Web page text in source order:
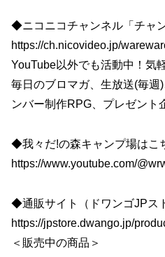
◆ニコニコチャンネル「チャ
https://ch.nicovideo.jp/
YouTube以外でも活動中！気
毎日のブロマガ、生放送(毎週
ンバー制作RPG、プレゼント
◆我々だ!の森キャンプ場はこ
https://www.youtube.com/
◆通販サイト（ドワンゴJPス
https://jpstore.dwango.jp/
＜販売中の商品＞